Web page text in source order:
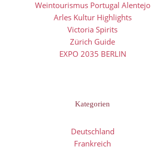
Weintourismus Portugal Alentejo
Arles Kultur Highlights
Victoria Spirits
Zürich Guide
EXPO 2035 BERLIN
Kategorien
Deutschland
Frankreich